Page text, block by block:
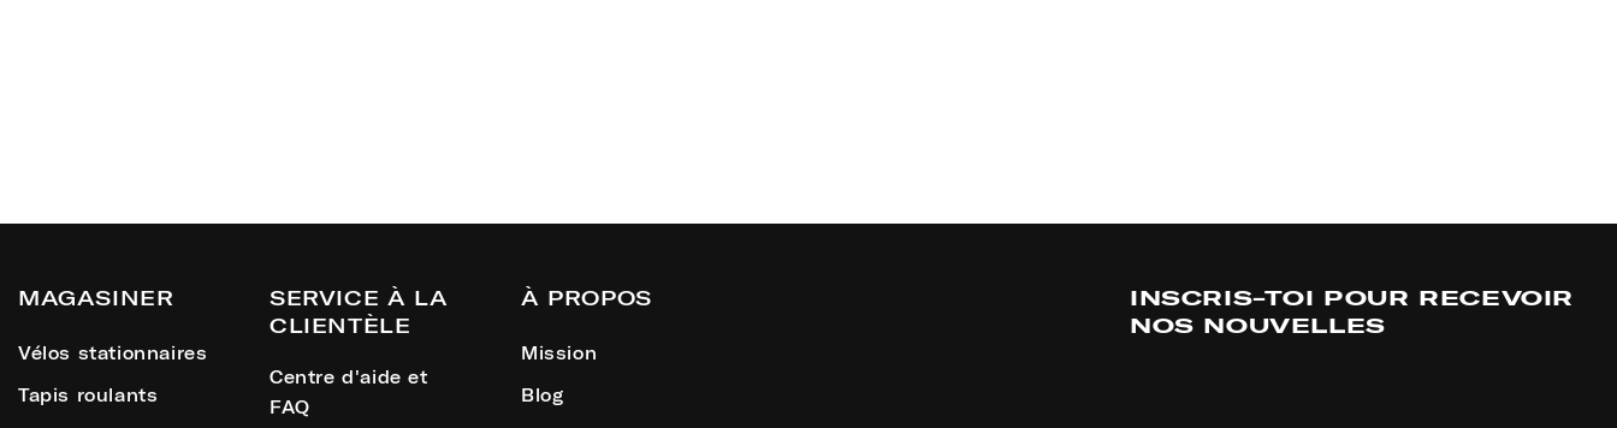
MAGASINER
Vélos stationnaires
Tapis roulants
SERVICE À LA
CLIENTÈLE
Centre d'aide et
FAQ
À PROPOS
Mission
Blog
INSCRIS-TOI POUR RECEVOIR
NOS NOUVELLES